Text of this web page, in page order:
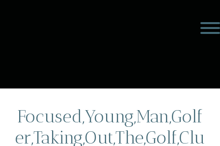
Focused,Young,Man,Golf
er,Taking,Out,The,Golf,Clu